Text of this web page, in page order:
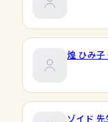
煌 ひみ子
ゾイド 先